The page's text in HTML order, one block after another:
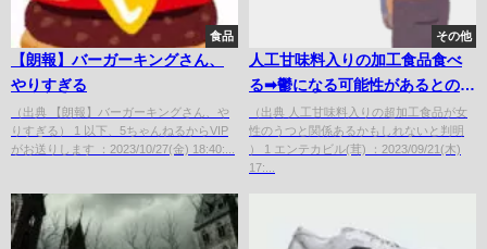
食品
【朗報】バーガーキングさん、
やりすぎる
（出典 【朗報】バーガーキングさん、や
りすぎる） 1 以下、5ちゃんねるからVIP
がお送りします ：2023/10/27(金) 18:40:...
その他
人工甘味料入りの加工食品食べ
る➡︎鬱になる可能性があるとの指
摘
（出典 人工甘味料入りの超加工食品が女
性のうつと関係あるかもしれないと判明
） 1 エンテカビル(茸) ：2023/09/21(木)
17:...